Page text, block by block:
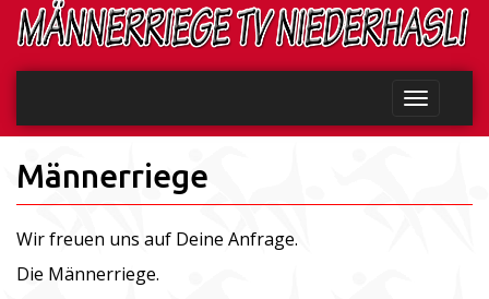
Männerriege
Wir freuen uns auf Deine Anfrage.
Die Männerriege.